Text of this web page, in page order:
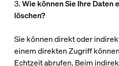
3.Wie können Sie Ihre Daten
löschen?
Sie können direkt oder
einem direkten Zugriff
Echtzeit abrufen. Beim